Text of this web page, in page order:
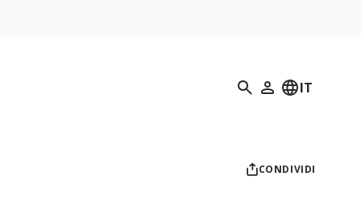
Ricerca
Il mio profilo
IT
CONDIVIDI